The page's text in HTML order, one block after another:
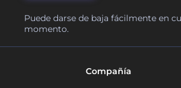
Puede darse de baja fácilmente en
momento.
Compañía